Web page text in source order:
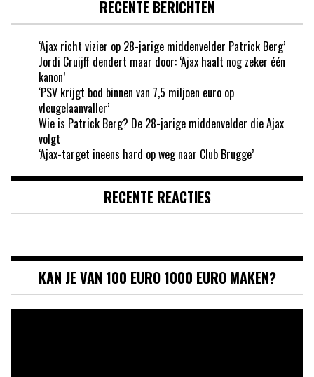
RECENTE BERICHTEN
‘Ajax richt vizier op 28-jarige middenvelder Patrick Berg’
Jordi Cruijff dendert maar door: ‘Ajax haalt nog zeker één
kanon’
‘PSV krijgt bod binnen van 7,5 miljoen euro op
vleugelaanvaller’
Wie is Patrick Berg? De 28-jarige middenvelder die Ajax
volgt
‘Ajax-target ineens hard op weg naar Club Brugge’
RECENTE REACTIES
KAN JE VAN 100 EURO 1000 EURO MAKEN?